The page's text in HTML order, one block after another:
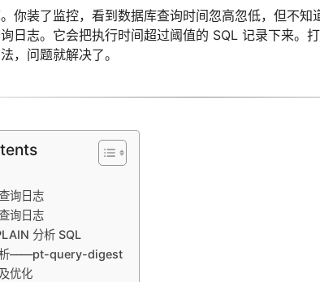
你装了监控，看到数据库查询时间忽高忽低，但不知
日志。它会把执行时间超过阈值的 SQL 记录下来。
，问题就解决了。
询日志
询日志
分析 SQL
析——pt-query-digest
优化